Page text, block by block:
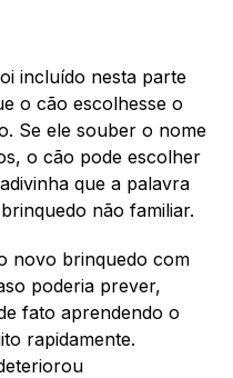
incluído nesta parte
o cão escolhesse o
Se ele souber o nome
o cão pode escolher
que a palavra
não familiar.
novo brinquedo com
poderia prever,
fato aprendendo o
rapidamente.